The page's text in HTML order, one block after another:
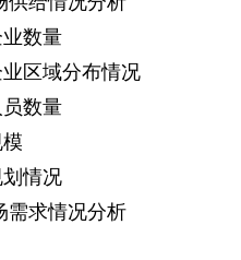
数量
区域分布情况
数量
情况
需求情况分析